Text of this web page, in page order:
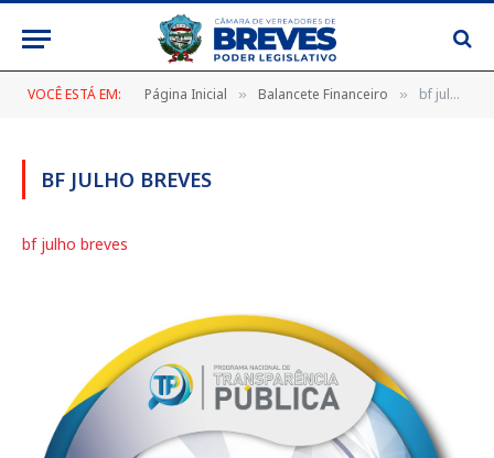
VOCÊ ESTÁ EM: Página Inicial » Balancete Financeiro » bf julho breves
BF JULHO BREVES
bf julho breves